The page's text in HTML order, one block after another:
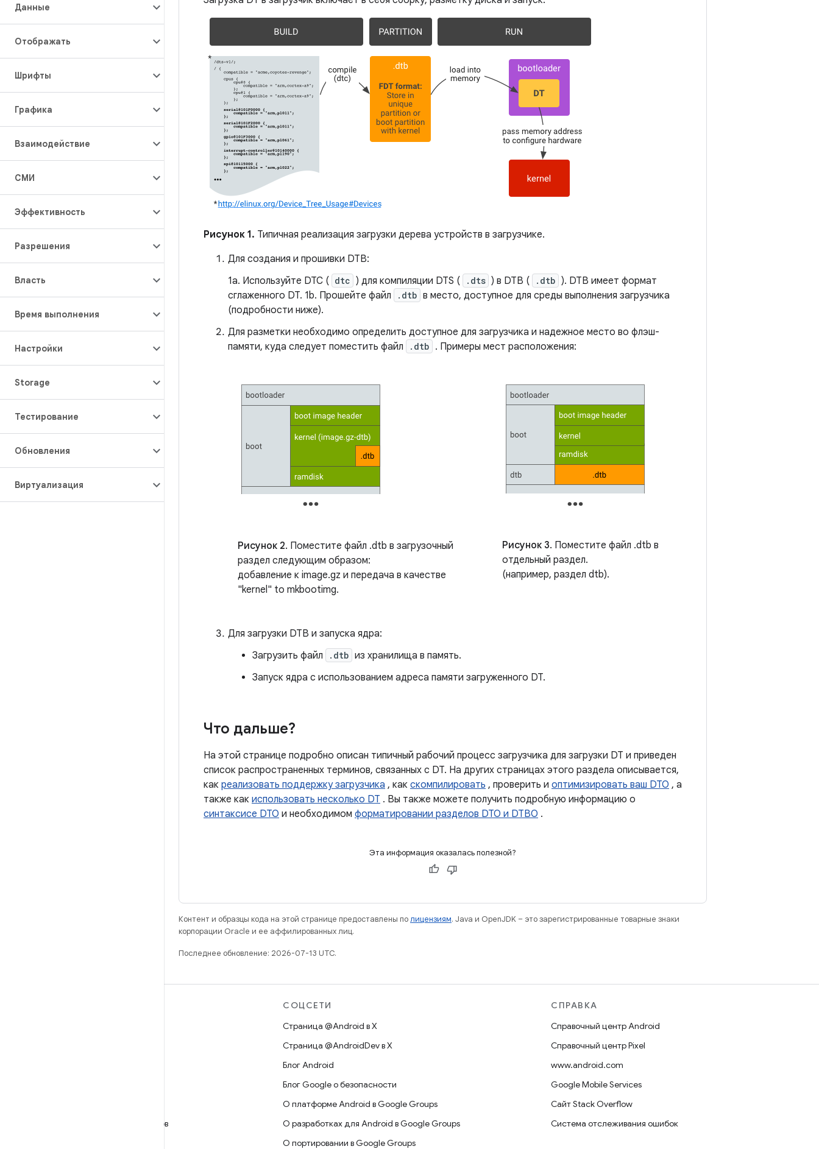
Данные
Отображать
Шрифты
Графика
Взаимодействие
СМИ
Эффективность
Разрешения
Власть
Время выполнения
Настройки
Storage
Тестирование
Обновления
Виртуализация
Рисунок 1. Типичная реализация загрузки дерева устройств в загрузчике.
Для создания и прошивки DTB:
1a. Используйте DTC ( dtc ) для компиляции DTS ( .dts ) в DTB ( .dtb ). DTB имеет формат
сглаженного DT. 1b. Прошейте файл
.dtb в место, доступное для среды выполнения загрузчика
(подробности ниже).
Для разметки необходимо определить доступное для загрузчика и надежное место во флэш-
памяти, куда следует поместить файл
.dtb . Примеры мест расположения:
Рисунок 2. Поместите файл .dtb в загрузочный
раздел следующим образом:
добавление к image.gz и передача в качестве
"kernel" to mkbootimg.
Рисунок 3. Поместите файл .dtb в
отдельный раздел.
(например, раздел dtb).
Для загрузки DTB и запуска ядра:
Загрузить файл
.dtb из хранилища в память.
Запуск ядра с использованием адреса памяти загруженного DT.
Что дальше?
На этой странице подробно описан типичный рабочий процесс загрузчика для загрузки DT и приведен
список распространенных терминов, связанных с DT. На других страницах этого раздела описывается,
как реализовать поддержку загрузчика , как скомпилировать , проверить и оптимизировать ваш DTO , а
также как использовать несколько DT . Вы также можете получить подробную информацию о
синтаксисе DTO и необходимом форматировании разделов DTO и DTBO .
Эта информация оказалась полезной?
Контент и образцы кода на этой странице предоставлены полицензиям. Java и OpenJDK – это зарегистрированные товарные знаки
корпорации Oracle и ее аффилированных лиц.
Последнее обновление: 2026-07-13 UTC.
Драйверы в виде исполняемых файлов
СОЦСЕТИ
Страница @Android в X
Страница @AndroidDev в X
Блог Android
Блог Google о безопасности
О платформе Android в Google Groups
О разработках для Android в Google Groups
О портировании в Google Groups
СПРАВКА
Справочный центр Android
Справочный центр Pixel
www.android.com
Google Mobile Services
Сайт Stack Overflow
Система отслеживания ошибок